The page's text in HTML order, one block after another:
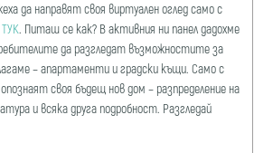
да направят своя виртуален оглед само с
. Питаш се как? В активния ни панел дадохме
да разгледат възможностите за
– апартаменти и градски къщи. Само с
своя бъдещ нов дом – разпределение на
и всяка друга подробност. Разгледай